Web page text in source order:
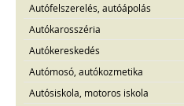
Autófelszerelés, autóápolás
Autókarosszéria
Autókereskedés
Autómosó, autókozmetika
Autósiskola, motoros iskola